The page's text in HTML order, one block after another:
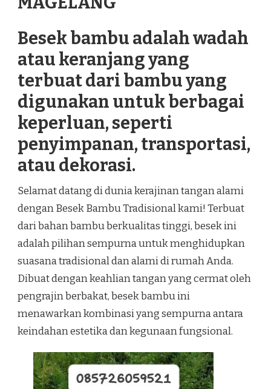
Besek bambu adalah wadah
atau keranjang yang
terbuat dari bambu yang
digunakan untuk berbagai
keperluan, seperti
penyimpanan, transportasi,
atau dekorasi.
Selamat datang di dunia kerajinan tangan alami
dengan Besek Bambu Tradisional kami! Terbuat
dari bahan bambu berkualitas tinggi, besek ini
adalah pilihan sempurna untuk menghidupkan
suasana tradisional dan alami di rumah Anda.
Dibuat dengan keahlian tangan yang cermat oleh
pengrajin berbakat, besek bambu ini
menawarkan kombinasi yang sempurna antara
keindahan estetika dan kegunaan fungsional.